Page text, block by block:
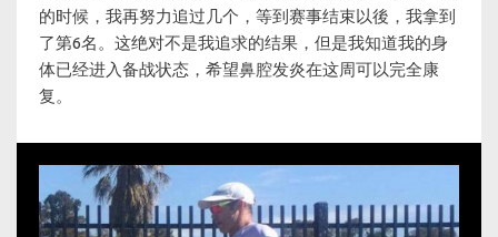
的时候，我再努力追过几个，等到赛事结束以後，我拿到
了第6名。这绝对不是我追求的结果，但是我知道我的身
体已经进入备战状态，希望鼻腔发炎在这周可以完全康
复。